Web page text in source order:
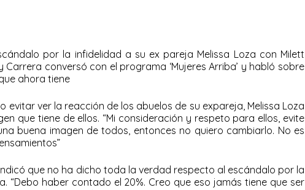
por la infidelidad a su ex pareja Melissa Loza con Milett
Carrera conversó con el programa ‘Mujeres Arriba’ y habló sobre
ahora tiene
evitar ver la reacción de los abuelos de su expareja, Melissa Loza
que tiene de ellos. “Mi consideración y respeto para ellos, evite
buena imagen de todos, entonces no quiero cambiarlo. No es
que no ha dicho toda la verdad respecto al escándalo por la
“Debo haber contado el 20%. Creo que eso jamás tiene que ser